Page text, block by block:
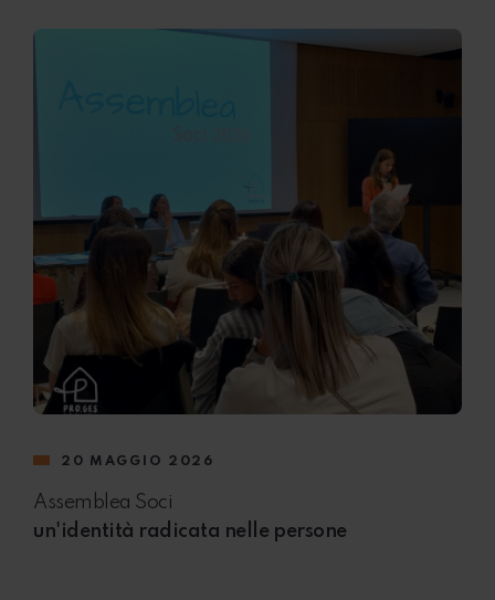
20 MAGGIO 2026
Assemblea Soci
un'identità radicata nelle persone